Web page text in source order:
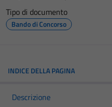
Tipo di documento
Bando di Concorso
INDICE DELLA PAGINA
Descrizione